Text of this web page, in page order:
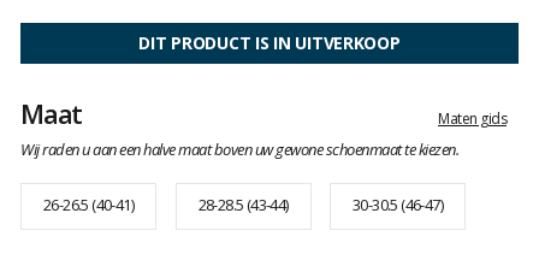
oordeel
DIT PRODUCT IS IN UITVERKOOP
Maat Maten gids
Wij raden u aan een halve maat boven uw gewone schoenmaat te kiezen.
26-26.5 (40-41) 28-28.5 (43-44) 30-30.5 (46-47)